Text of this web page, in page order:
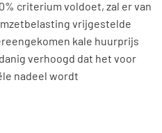
criterium voldoet, zal er van
vrijgestelde
kale huurprijs
verhoogd dat het voor
nadeel wordt